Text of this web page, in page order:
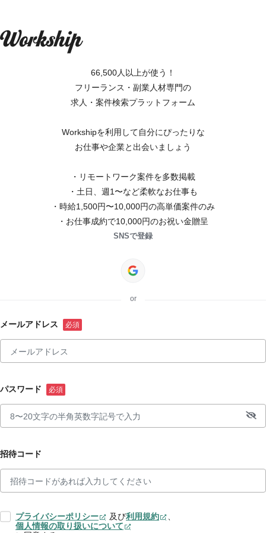
66,500人以上が使う！
フリーランス・副業人材専門の
求人・案件検索プラットフォーム
Workshipを利用して自分にぴったりな
お仕事や企業と出会いましょう
・リモートワーク案件を多数掲載
・土日、週1〜など柔軟なお仕事も
・時給1,500円〜10,000円の高単価案件のみ
・お仕事成約で10,000円のお祝い金贈呈
SNSで登録
or
メールアドレス
パスワード
招待コード
プライバシーポリシー 及び利用規約
、
個人情報の取り扱いについて